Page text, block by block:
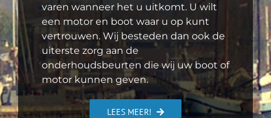
varen wanneer het u uitkomt. U wilt
een motor en boot waar u op kunt
vertrouwen. Wij besteden dan ook de
uiterste zorg aan de
onderhoudsbeurten die wij uw boot of
motor kunnen geven.
LEES MEER!